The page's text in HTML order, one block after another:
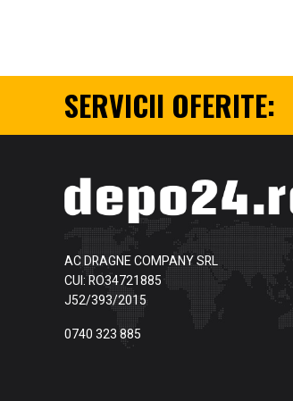
SERVICII OFERITE:
AC DRAGNE COMPANY SRL
CUI: RO34721885
J52/393/2015
0740 323 885